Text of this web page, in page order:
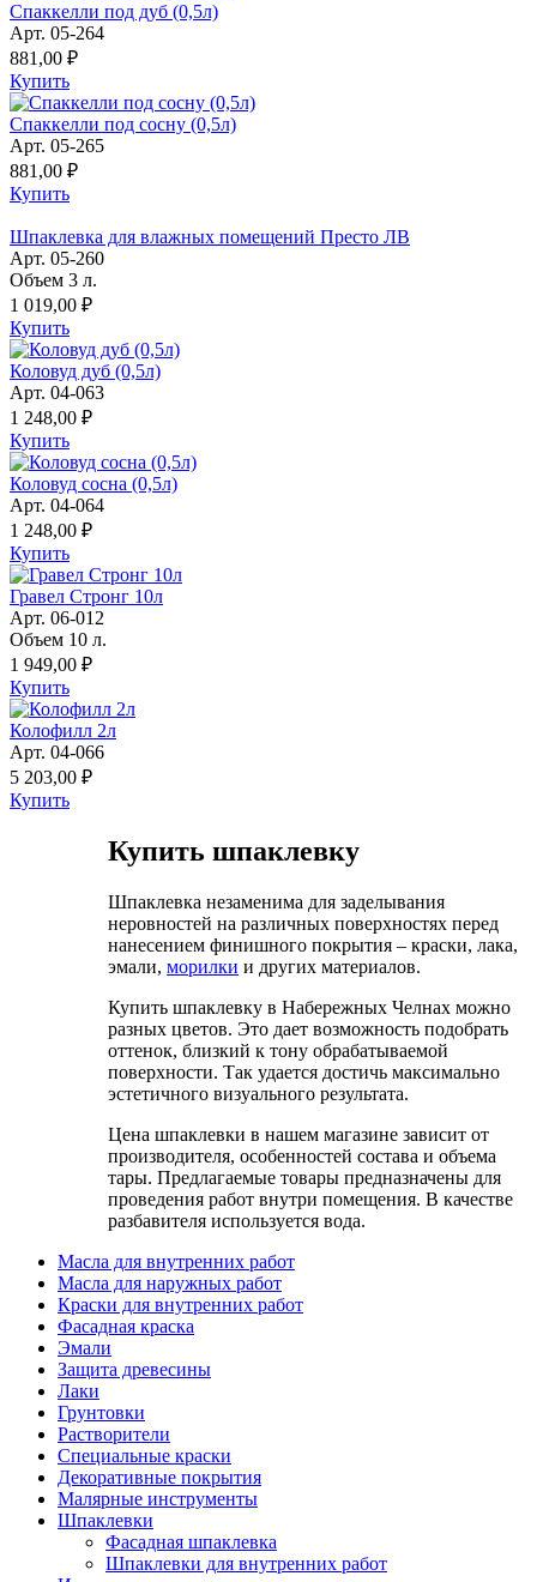
Спаккелли под дуб (0,5л)
Арт. 05-264
881,00 ₽
Купить
Спаккелли под сосну (0,5л)
Арт. 05-265
881,00 ₽
Купить
Шпаклевка для влажных помещений Престо ЛВ
Арт. 05-260
Объем 3 л.
1 019,00 ₽
Купить
Коловуд дуб (0,5л)
Арт. 04-063
1 248,00 ₽
Купить
Коловуд сосна (0,5л)
Арт. 04-064
1 248,00 ₽
Купить
Гравел Стронг 10л
Арт. 06-012
Объем 10 л.
1 949,00 ₽
Купить
Колофилл 2л
Арт. 04-066
5 203,00 ₽
Купить
Купить шпаклевку
Шпаклевка незаменима для заделывания
неровностей на различных поверхностях перед
нанесением финишного покрытия – краски, лака,
эмали,морилки и других материалов.
Купить шпаклевку в Набережных Челнах можно
разных цветов. Это дает возможность подобрать
оттенок, близкий к тону обрабатываемой
поверхности. Так удается достичь максимально
эстетичного визуального результата.
Цена шпаклевки в нашем магазине зависит от
производителя, особенностей состава и объема
тары. Предлагаемые товары предназначены для
проведения работ внутри помещения. В качестве
разбавителя используется вода.
Масла для внутренних работ
Масла для наружных работ
Краски для внутренних работ
Фасадная краска
Эмали
Защита древесины
Лаки
Грунтовки
Растворители
Специальные краски
Декоративные покрытия
Малярные инструменты
Шпаклевки
Фасадная шпаклевка
Шпаклевки для внутренних работ